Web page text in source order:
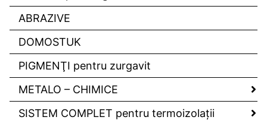
ABRAZIVE
DOMOSTUK
PIGMENŢI pentru zurgavit
METALO – CHIMICE
SISTEM COMPLET pentru termoizolaţii